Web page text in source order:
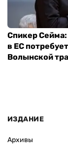
Спикер
в ЕС
Волынской
ИЗДАНИЕ
Архивы